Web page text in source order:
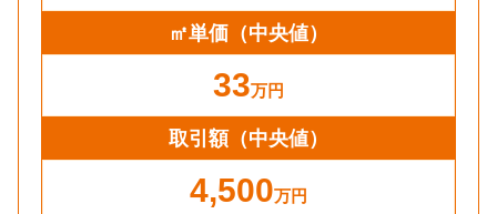
㎡単価 （中央値）
33万円
取引額（中央値）
4,500万円